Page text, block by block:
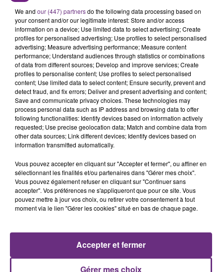
FIL D'ACTU
5 août 2026
UN FEU DE REMORQUE BLOQUE LA
CIRCULATION DANS LES ARDENNES
Un feu de remorque s'est déclaré ce mercredi en
fin de matinée sur l'A34.
VENEZ FÊTER CE WEEK-END
L'ANNIVERSAIRE DE WOINIC
Ce samedi 8 août sera un grand jour :
We and our (447) partnersdo the following data processing based on
your consent and/or our legitimate interest: Store and/or access
information on a device; Use limited data to select advertising; Create
profiles for personalised advertising; Use profiles to select personalised
advertising; Measure advertising performance; Measure content
performance; Understand audiences through statistics or combinations
of data from different sources; Develop and improve services; Create
profiles to personalise content; Use profiles to select personalised
content; Use limited data to select content; Ensure security, prevent and
detect fraud, and fix errors; Deliver and present advertising and content;
Save and communicate privacy choices. These technologies may
process personal data such as IP address and browsing data to offer
following functionalities: Identify devices based on information actively
requested; Use precise geolocation data; Match and combine data from
other data sources; Link different devices; Identify devices based on
information transmitted automatically.
Vous pouvez accepter en cliquant sur "Accepter et fermer", ou affiner en
sélectionnant les finalités et/ou partenaires dans "Gérer mes choix".
Vous pouvez également refuser en cliquant sur "Continuer sans
accepter". Vos préférences ne s'appliqueront que pour ce site. Vous
pouvez mettre à jour vos choix, ou retirer votre consentement à tout
moment via le lien "Gérer les cookies" situé en bas de chaque page.
Gérer mes choix
Accepter et fermer